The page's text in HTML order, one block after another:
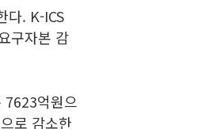
다. K-ICS
구자본 감
7623억원으
로 감소한